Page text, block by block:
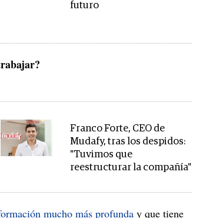
futuro
Franco Forte, CEO de
Mudafy, tras los despidos:
"Tuvimos que
reestructurar la compañía"
mucho más profunda y que tiene